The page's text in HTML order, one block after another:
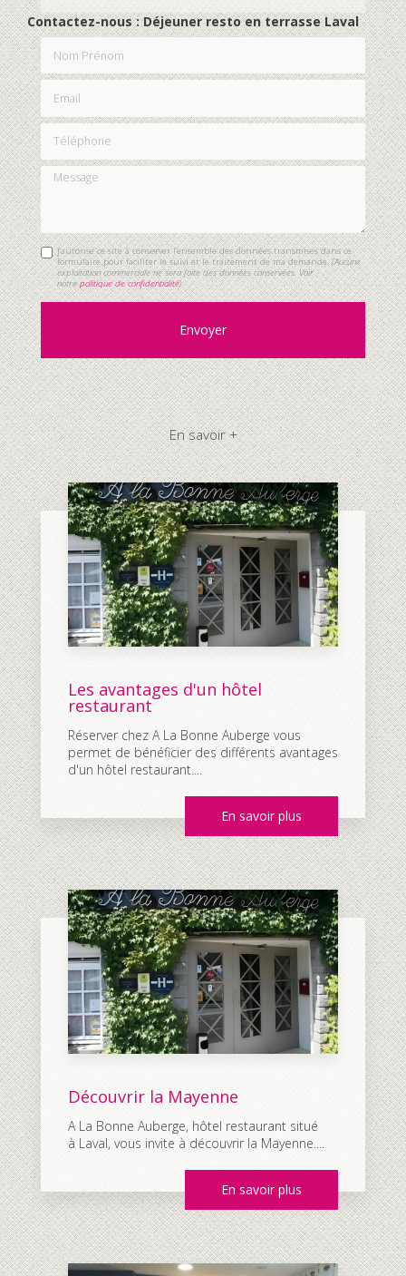
Contactez-nous : Déjeuner resto en terrasse Laval
Nom Prénom
Email
Téléphone
Message
J'autorise ce site à conserver l'ensemble des données transmises dans ce
formulaire pour faciliter le suivi et le traitement de ma demande.(Aucune
exploitation commerciale ne sera faite des données conservées. Voir
notrepolitique de confidentialité)
En savoir +
Les avantages d'un hôtel
restaurant
Réserver chez A La Bonne Auberge vous
permet de bénéficier des différents avantages
d'un hôtel restaurant....
En savoir plus
Découvrir la Mayenne
A La Bonne Auberge, hôtel restaurant situé
à Laval, vous invite à découvrir la Mayenne....
En savoir plus